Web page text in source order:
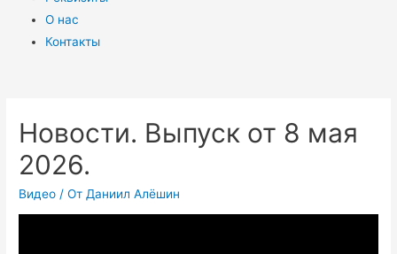
О нас
Контакты
Новости. Выпуск от 8 мая
2026.
Видео / От Даниил Алёшин